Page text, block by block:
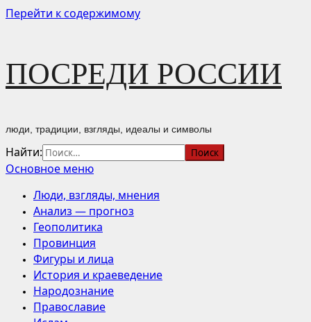
Перейти к содержимому
ПОСРЕДИ РОССИИ
люди, традиции, взгляды, идеалы и символы
Найти:
Основное меню
Люди, взгляды, мнения
Анализ — прогноз
Геополитика
Провинция
Фигуры и лица
История и краеведение
Народознание
Православие